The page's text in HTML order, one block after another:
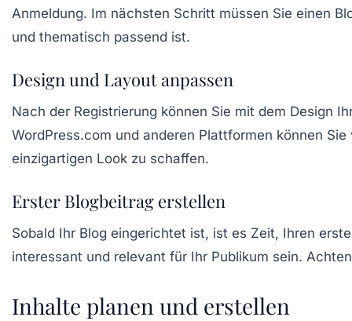
Anmeldung. Im nächsten Schritt müssen Sie einen
und thematisch passend ist.
Design und Layout anpassen
Nach der Registrierung können Sie mit dem Design
WordPress.com und anderen Plattformen können
einzigartigen Look zu schaffen.
Erster Blogbeitrag erstellen
Sobald Ihr Blog eingerichtet ist, ist es Zeit, Ihren
interessant und relevant für Ihr Publikum sein.
Inhalte planen und erstellen